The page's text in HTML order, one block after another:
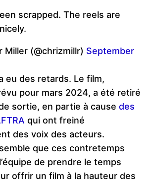
scrapped. The reels are
(@chrizmillr) September
eu des retards. Le film,
pour mars 2024, a été retiré
sortie, en partie à cause des
qui ont freiné
des voix des acteurs.
que ces contretemps
de prendre le temps
offrir un film à la hauteur des